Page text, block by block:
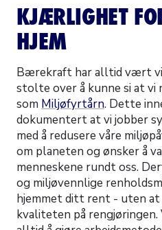
KJÆRLIGHET
HJEM
Bærekraft har alltid vært
stolte over å kunne si at vi
som Miljøfyrtårn. Dette
dokumentert at vi jobber
med å redusere våre
om planeten og ønsker å
menneskene rundt oss.
og miljøvennlige
hjemmet ditt rent - uten
kvaliteten på